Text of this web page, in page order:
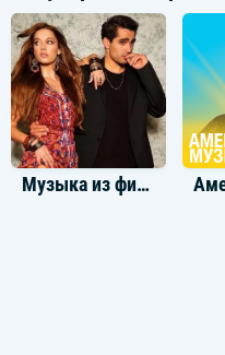
Музыка из фильма Зимородок